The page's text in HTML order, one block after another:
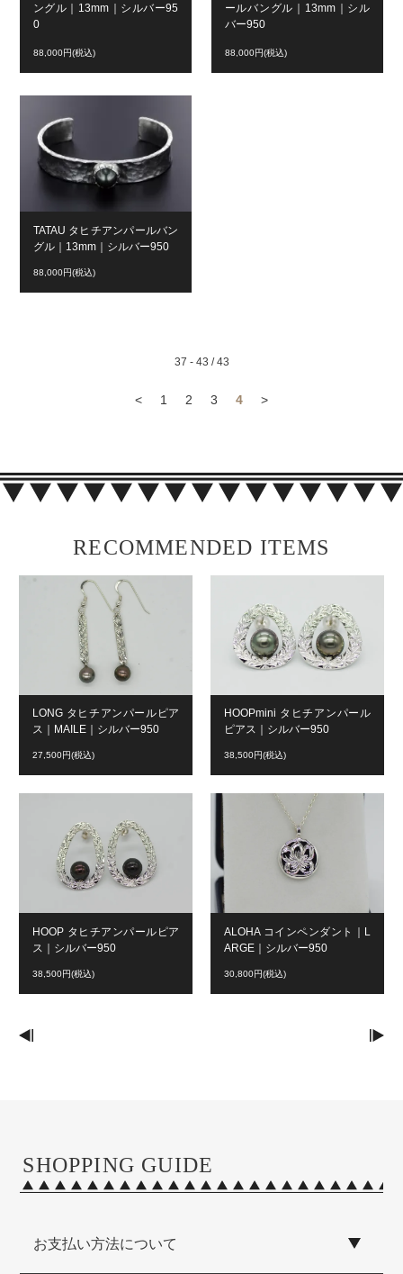
ングル｜13mm｜シルバー95
0
88,000円(税込)
ールバングル｜13mm｜シル
バー950
88,000円(税込)
TATAU タヒチアンパールバン
グル｜13mm｜シルバー950
88,000円(税込)
37 - 43 / 43
< 1 2 3 4 >
RECOMMENDED ITEMS
LONG タヒチアンパールピア
ス｜MAILE｜シルバー950
27,500円(税込)
HOOP タヒチアンパールピア
ス｜シルバー950
38,500円(税込)
HOOPmini タヒチアンパール
ピアス｜シルバー950
38,500円(税込)
ALOHA コインペンダント｜L
ARGE｜シルバー950
30,800円(税込)
SHOPPING GUIDE
お支払い方法について